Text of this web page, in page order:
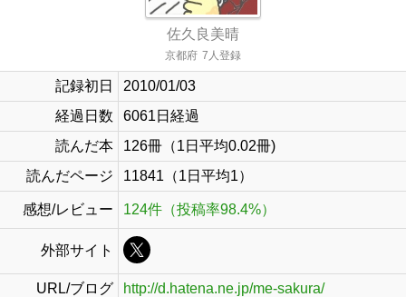
佐久良美晴
京都府 7人登録
記録初日
2010/01/03
経過日数
6061日経過
読んだ本
126冊（1日平均0.02冊)
読んだページ
11841（1日平均1）
感想/レビュー 124件（投稿率98.4%）
外部サイト
URL/ブログ http://d.hatena.ne.jp/me-sakura/